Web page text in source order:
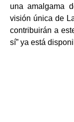
una amalgama
visión única de
contribuirán a
sí” ya está